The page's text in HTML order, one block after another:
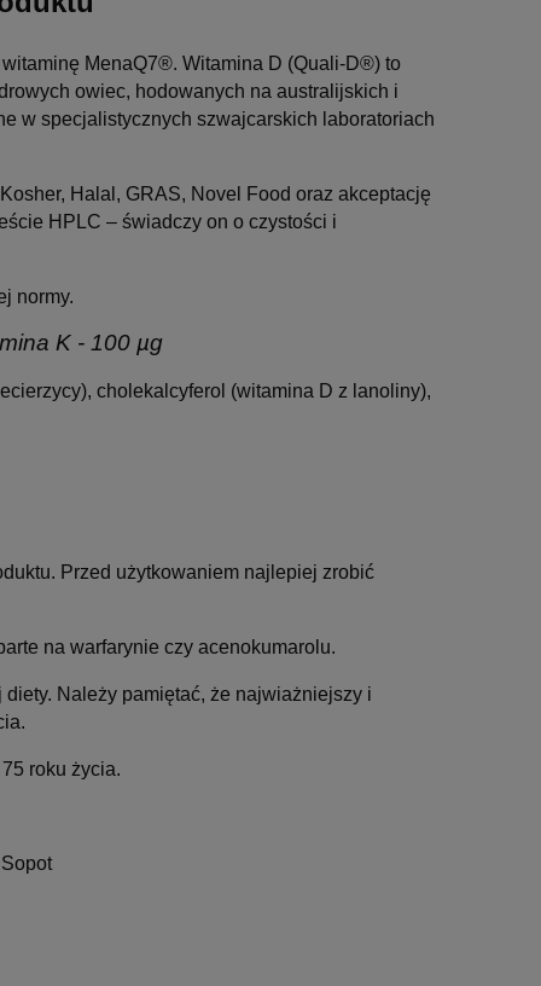
MenaQ7®. Witamina D (Quali-D®) to
owiec, hodowanych na australijskich i
w specjalistycznych szwajcarskich laboratoriach
Halal, GRAS, Novel Food oraz akceptację
HPLC – świadczy on o czystości i
normy.
K - 100 µg
cholekalcyferol (witamina D z lanoliny),
Przed użytkowaniem najlepiej zrobić
na warfarynie czy acenokumarolu.
Należy pamiętać, że najwiażniejszy i
roku życia.